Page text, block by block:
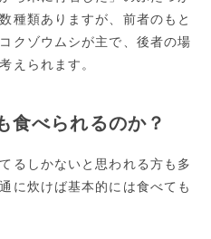
種類ありますが、前者のもと
クゾウムシが主で、後者の場
えられます。
食べられるのか？
るしかないと思われる方も多
に炊けば基本的には食べても